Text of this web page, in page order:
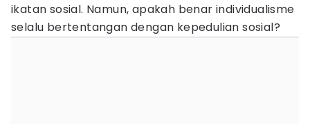
ikatan sosial. Namun, apakah benar individualisme
selalu bertentangan dengan kepedulian sosial?